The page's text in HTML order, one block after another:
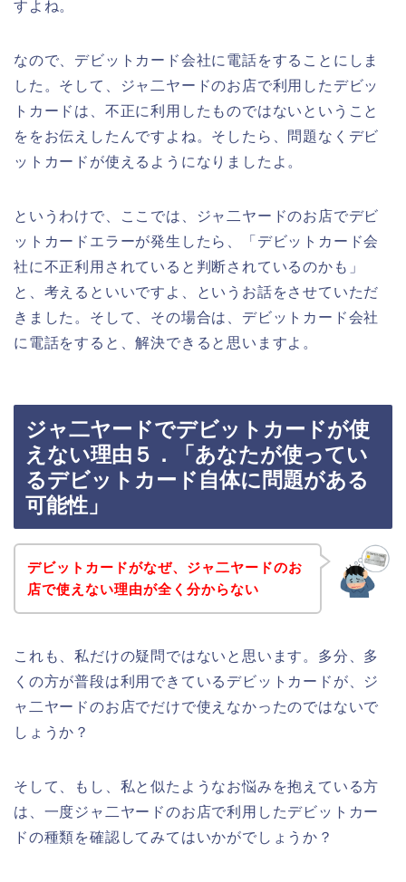
すよね。
なので、デビットカード会社に電話をすることにしま
した。そして、ジャ二ヤードのお店で利用したデビッ
トカードは、不正に利用したものではないということ
ををお伝えしたんですよね。そしたら、問題なくデビ
ットカードが使えるようになりましたよ。
というわけで、ここでは、ジャ二ヤードのお店でデビ
ットカードエラーが発生したら、「デビットカード会
社に不正利用されていると判断されているのかも」
と、考えるといいですよ、というお話をさせていただ
きました。そして、その場合は、デビットカード会社
に電話をすると、解決できると思いますよ。
ジャ二ヤードでデビットカードが使
えない理由５．「あなたが使ってい
るデビットカード自体に問題がある
可能性」
デビットカードがなぜ、ジャ二ヤードのお
店で使えない理由が全く分からない
これも、私だけの疑問ではないと思います。多分、多
くの方が普段は利用できているデビットカードが、ジ
ャ二ヤードのお店でだけで使えなかったのではないで
しょうか？
そして、もし、私と似たようなお悩みを抱えている方
は、一度ジャ二ヤードのお店で利用したデビットカー
ドの種類を確認してみてはいかがでしょうか？